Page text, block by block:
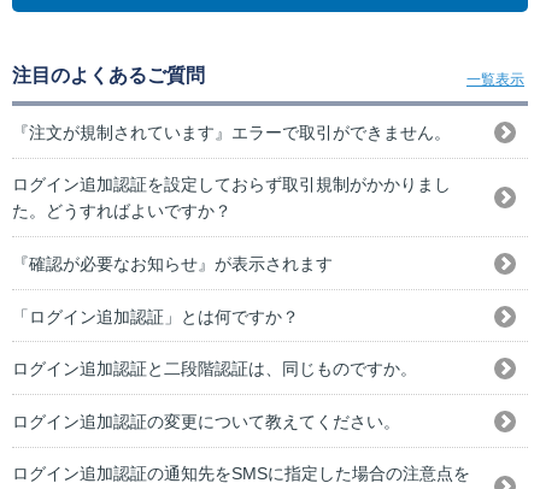
注目のよくあるご質問 一覧表示
『注文が規制されています』エラーで取引ができません。
ログイン追加認証を設定しておらず取引規制がかかりまし
た。どうすればよいですか？
『確認が必要なお知らせ』が表示されます
「ログイン追加認証」とは何ですか？
ログイン追加認証と二段階認証は、同じものですか。
ログイン追加認証の変更について教えてください。
ログイン追加認証の通知先をSMSに指定した場合の注意点を